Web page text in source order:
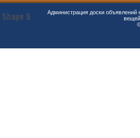
Администрация доски объявлений